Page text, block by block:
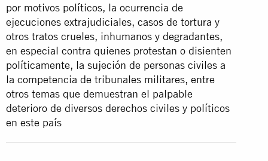
por motivos políticos, la ocurrencia de
ejecuciones extrajudiciales, casos de tortura y
otros tratos crueles, inhumanos y degradantes,
en especial contra quienes protestan o disienten
políticamente, la sujeción de personas civiles a
la competencia de tribunales militares, entre
otros temas que demuestran el palpable
deterioro de diversos derechos civiles y políticos
en este país